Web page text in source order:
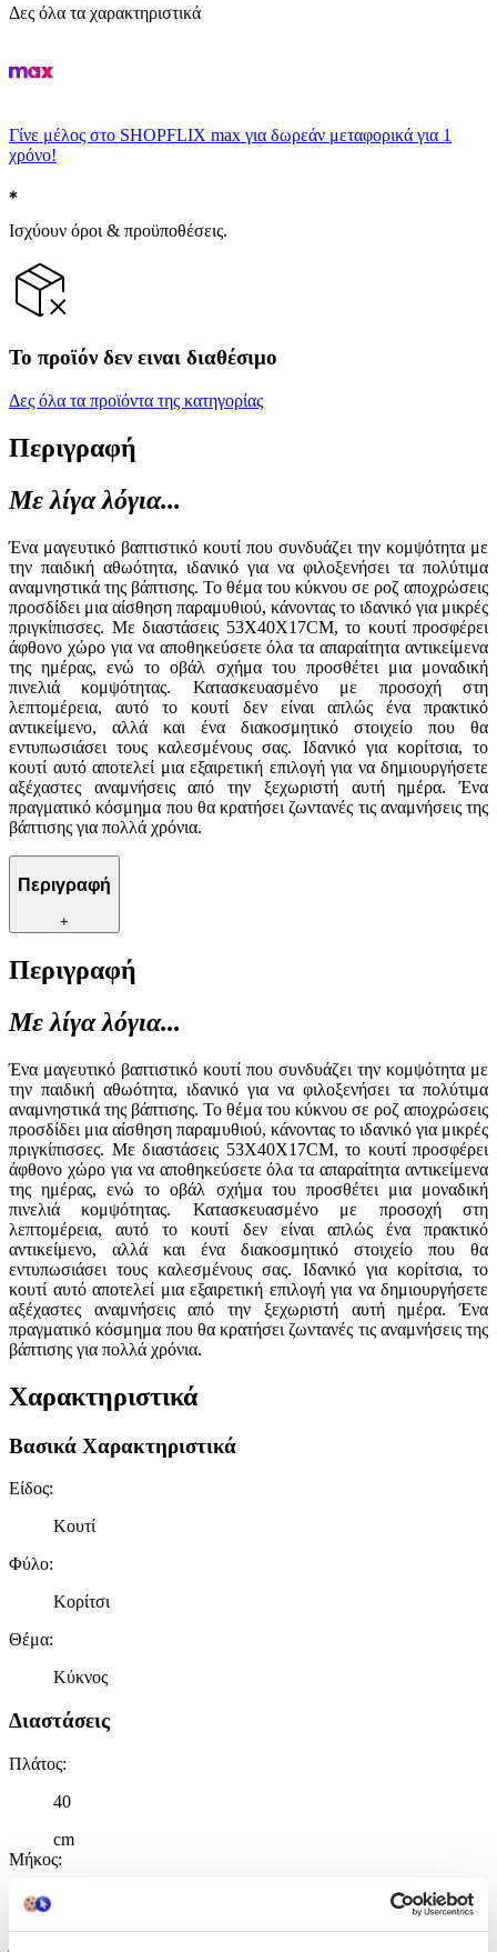
Δες όλα τα χαρακτηριστικά
Γίνε μέλος στο SHOPFLIX max για δωρεάν μεταφορικά για 1
χρόνο!
Ισχύουν όροι & προϋποθέσεις.
Το προϊόν δεν ειναι διαθέσιμο
Δες όλα τα προϊόντα της κατηγορίας
Περιγραφή
Με λίγα λόγια...
Ένα μαγευτικό βαπτιστικό κουτί που συνδυάζει την κομψότητα με
την παιδική αθωότητα, ιδανικό για να φιλοξενήσει τα πολύτιμα
αναμνηστικά της βάπτισης. Το θέμα του κύκνου σε ροζ αποχρώσεις
προσδίδει μια αίσθηση παραμυθιού, κάνοντας το ιδανικό για μικρές
πριγκίπισσες. Με διαστάσεις 53Χ40Χ17CM, το κουτί προσφέρει
άφθονο χώρο για να αποθηκεύσετε όλα τα απαραίτητα αντικείμενα
της ημέρας, ενώ το οβάλ σχήμα του προσθέτει μια μοναδική
πινελιά κομψότητας. Κατασκευασμένο με προσοχή στη
λεπτομέρεια, αυτό το κουτί δεν είναι απλώς ένα πρακτικό
αντικείμενο, αλλά και ένα διακοσμητικό στοιχείο που θα
εντυπωσιάσει τους καλεσμένους σας. Ιδανικό για κορίτσια, το
κουτί αυτό αποτελεί μια εξαιρετική επιλογή για να δημιουργήσετε
αξέχαστες αναμνήσεις από την ξεχωριστή αυτή ημέρα. Ένα
πραγματικό κόσμημα που θα κρατήσει ζωντανές τις αναμνήσεις της
βάπτισης για πολλά χρόνια.
Περιγραφή
+
Περιγραφή
Με λίγα λόγια...
Ένα μαγευτικό βαπτιστικό κουτί που συνδυάζει την κομψότητα με
την παιδική αθωότητα, ιδανικό για να φιλοξενήσει τα πολύτιμα
αναμνηστικά της βάπτισης. Το θέμα του κύκνου σε ροζ αποχρώσεις
προσδίδει μια αίσθηση παραμυθιού, κάνοντας το ιδανικό για μικρές
πριγκίπισσες. Με διαστάσεις 53Χ40Χ17CM, το κουτί προσφέρει
άφθονο χώρο για να αποθηκεύσετε όλα τα απαραίτητα αντικείμενα
της ημέρας, ενώ το οβάλ σχήμα του προσθέτει μια μοναδική
πινελιά κομψότητας. Κατασκευασμένο με προσοχή στη
λεπτομέρεια, αυτό το κουτί δεν είναι απλώς ένα πρακτικό
αντικείμενο, αλλά και ένα διακοσμητικό στοιχείο που θα
εντυπωσιάσει τους καλεσμένους σας. Ιδανικό για κορίτσια, το
κουτί αυτό αποτελεί μια εξαιρετική επιλογή για να δημιουργήσετε
αξέχαστες αναμνήσεις από την ξεχωριστή αυτή ημέρα. Ένα
πραγματικό κόσμημα που θα κρατήσει ζωντανές τις αναμνήσεις της
βάπτισης για πολλά χρόνια.
Χαρακτηριστικά
Βασικά Χαρακτηριστικά
Είδος:
Κουτί
Φύλο:
Κορίτσι
Θέμα:
Κύκνος
Διαστάσεις
Πλάτος:
40
cm
Μήκος:
cm